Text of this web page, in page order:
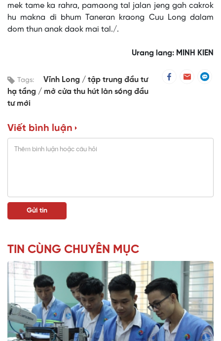
mek tame ka rahra, pamaong tal jalan jeng gah cakrok
hu makna di bhum Taneran kraong Cuu Long dalam
dom thun anak daok mai tal./.
Urang lang: MINH KIEN
Tags: Vĩnh Long
tập trung đầu tư
hạ tầng
mở cửa thu hút làn sóng đầu
tư mới
Viết bình luận
TIN CÙNG CHUYÊN MỤC